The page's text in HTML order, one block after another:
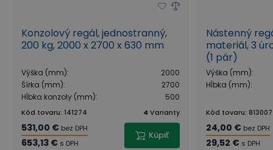
Konzolový regál, jednostranný,
200 kg, 2000 x 2700 x 630 mm
Výška (mm):
2000
Šírka (mm):
2700
Hĺbka konzoly (mm): 500
Kód tovaru: 141274 4 Varianty
531,00 € bez DPH
653,13 € s DPH
Kúpiť
Nástenný
materiál, 3
(1 pár)
Výška (mm):
Hĺbka (mm):
Kód tovaru: 813007
24,00 € bez DPH
29,52 € s DPH